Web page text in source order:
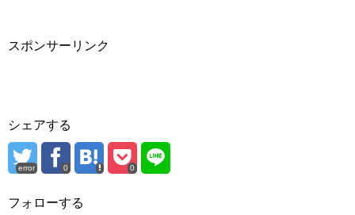
スポンサーリンク
シェアする
error 0 0
フォローする